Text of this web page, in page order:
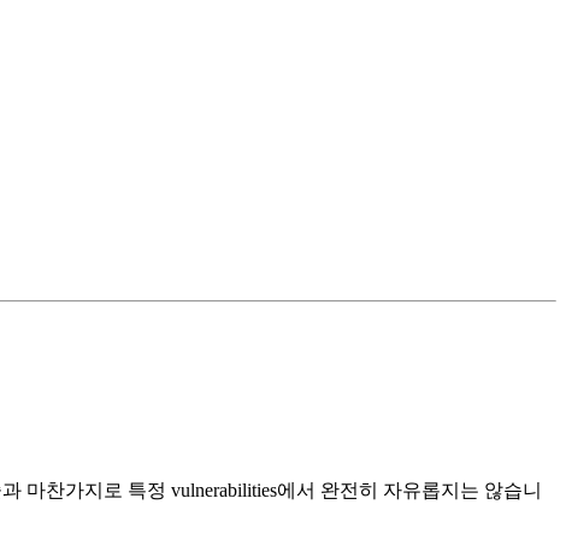
마찬가지로 특정 vulnerabilities에서 완전히 자유롭지는 않습니